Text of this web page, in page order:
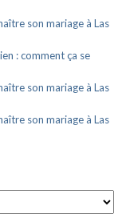
son mariage à Las
: comment ça se
son mariage à Las
son mariage à Las